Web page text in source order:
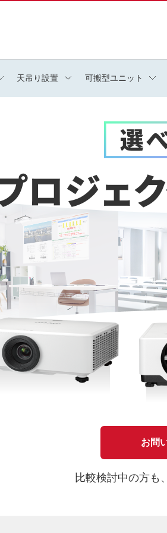
天吊り設置 可搬型ユニット
お問
比較検討中の方も、